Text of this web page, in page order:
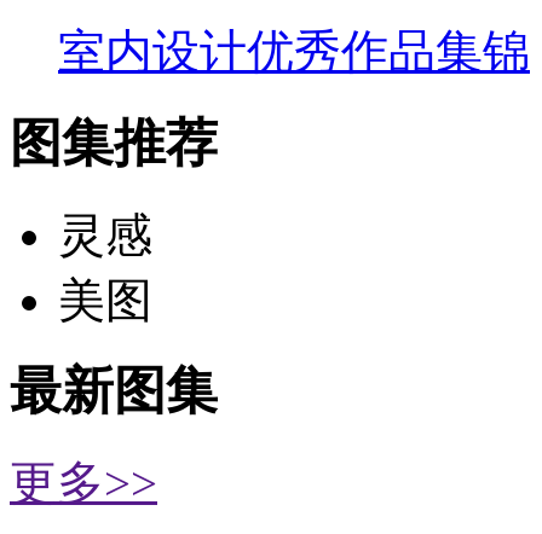
室内设计优秀作品集锦
图集推荐
灵感
美图
最新图集
更多>>